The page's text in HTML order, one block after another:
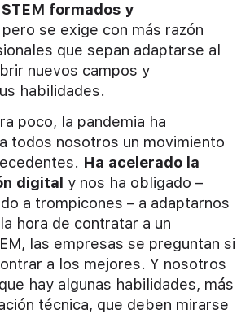
formados y
pero se exige con más razón
que sepan adaptarse al
nuevos campos y
habilidades.
poco, la pandemia ha
todos nosotros un movimiento
Ha acelerado la
digital y nos ha obligado –
a trompicones – a adaptarnos
hora de contratar a un
las empresas se preguntan si
a los mejores. Y nosotros
hay algunas habilidades, más
técnica, que deben mirarse